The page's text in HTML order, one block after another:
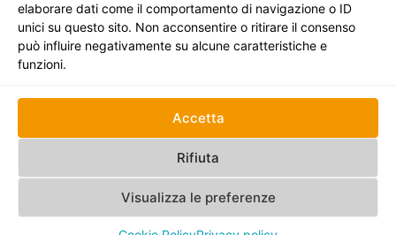
elaborare dati come il comportamento di navigazione o ID
unici su questo sito. Non acconsentire o ritirare il consenso
può influire negativamente su alcune caratteristiche e
funzioni.
Accetta
Rifiuta
Visualizza le preferenze
Cancelli a due ante
Cancelli scorrevoli
Inferriate
Nicchie per gas ed elettricità
© 2021 - 2026 CLP SRLS All Rights Reserved.
CF e P. IVA 05130250235 | Sede legale Via Alessandro
Credits:Creativart
CANCELLI